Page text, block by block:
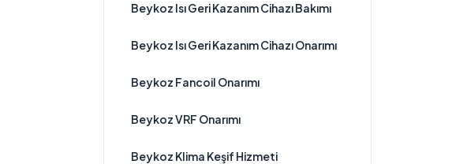
Beykoz Isı Geri Kazanım Cihazı Bakımı
Beykoz Isı Geri Kazanım Cihazı Onarımı
Beykoz Fancoil Onarımı
Beykoz VRF Onarımı
Beykoz Klima Keşif Hizmeti